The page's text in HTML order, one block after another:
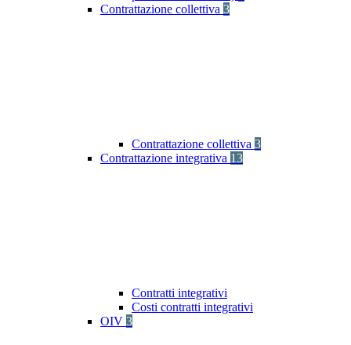
Contrattazione collettiva 3
Contrattazione collettiva 3
Contrattazione integrativa 13
Contratti integrativi
Costi contratti integrativi
OIV 3